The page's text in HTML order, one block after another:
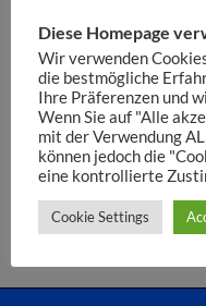
SCHREIBE EINEN
Du musst angemeldet
Diese Website
Erfahre, wie deine
Diese Homepage
Wir verwenden
die bestmögliche
Ihre Präferenzen und
Wenn Sie auf "Alle
mit der Verwendung
können jedoch die
eine kontrollierte
Cookie Settings